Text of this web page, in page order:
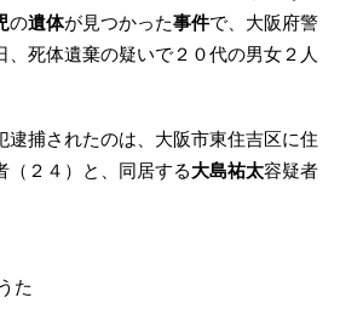
の遺体が見つかった事件で、大阪府警
、死体遺棄の疑いで２０代の男女２人
逮捕されたのは、大阪市東住吉区に住
（２４）と、同居する大島祐太容疑者
た